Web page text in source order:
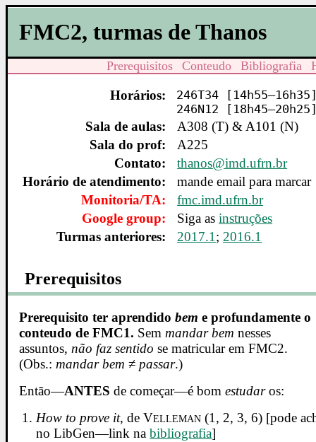
FMC2, turmas de Thanos
Prerequisitos Conteudo Bibliografia
Horários:
246T34
246N12
Sala de aulas:
A308 (T) & A101 (N)
Sala do prof:
A225
Contato:
thanos@imd.ufrn.br
Horário de atendimento:
mande email para marcar
Monitoria/TA:
fmc.imd.ufrn.br
Google group:
Siga asinstruções
Turmas anteriores:
2017.1;2016.1
Prerequisitos
Prerequisito ter aprendidobem e profundamente o
conteudo de FMC1. Sem mandar bem nesses
assuntos, não faz sentido se matricular em FMC2.
(Obs.: mandar bem ≠ passar.)
Então—ANTES de começar—é bomestudaros:
How to prove it, deVelleman (1, 2, 3, 6) [pode
no LibGen—link nabibliografia]